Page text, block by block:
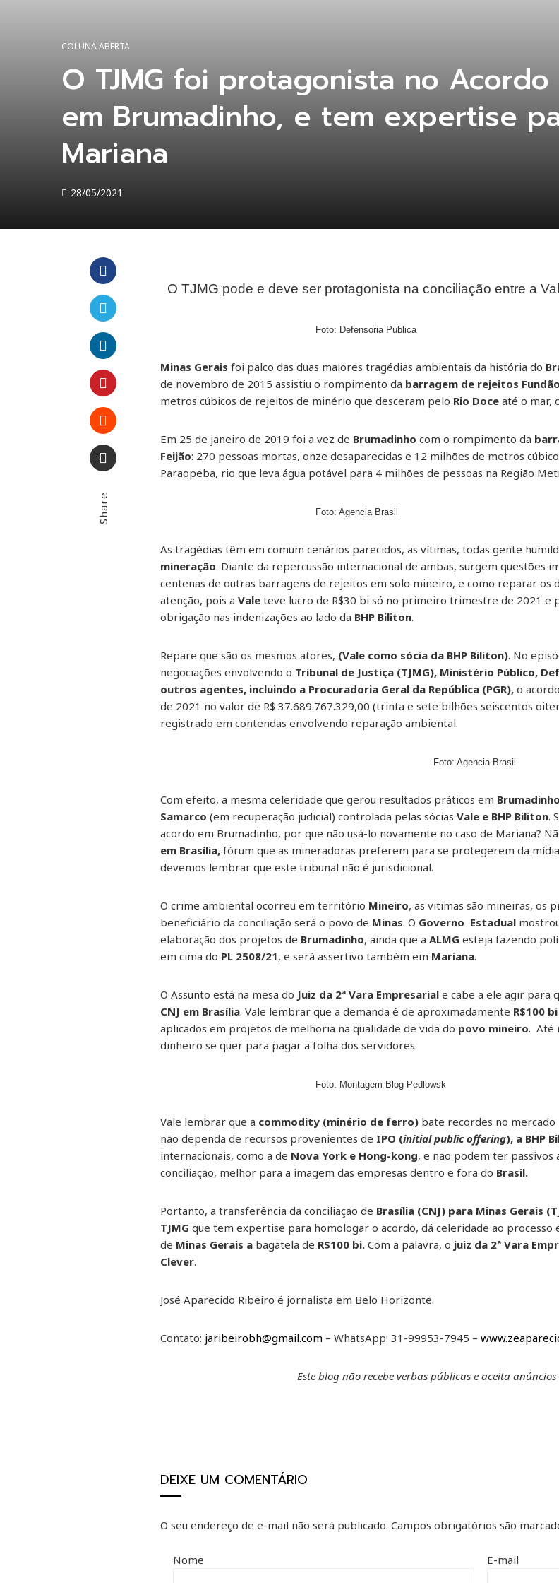
COLUNA ABERTA
O TJMG foi protagonista no
em Brumadinho, e tem expertise
Mariana
28/05/2021
Facebook
Twitter
LinkedIn
Pinterest
Stumbleupon
Share
O TJMG pode e deve ser protagonista na conciliação entre a
Foto: Defensoria Pública
Minas Gerais foi palco das duas maiores tragédias ambientais da história do
de novembro de 2015 assistiu o rompimento da barragem de rejeitos Fundão
metros cúbicos de rejeitos de minério que desceram pelo Rio Doce até o mar,
Em 25 de janeiro de 2019 foi a vez de Brumadinho com o rompimento da
Feijão: 270 pessoas mortas, onze desaparecidas e 12 milhões de metros
Paraopeba, rio que leva água potável para 4 milhões de pessoas na Região
Foto: Agencia Brasil
As tragédias têm em comum cenários parecidos, as vítimas, todas gente
mineração. Diante da repercussão internacional de ambas, surgem questões
centenas de outras barragens de rejeitos em solo mineiro, e como reparar os
atenção, pois a Vale teve lucro de R$30 bi só no primeiro trimestre de 2021 e
obrigação nas indenizações ao lado da BHP Biliton.
Repare que são os mesmos atores, (Vale como sócia da BHP Biliton). No
negociações envolvendo o Tribunal de Justiça (TJMG), Ministério Público,
outros agentes, incluindo a Procuradoria Geral da República (PGR), o
de 2021 no valor de R$ 37.689.767.329,00 (trinta e sete bilhões seiscentos
registrado em contendas envolvendo reparação ambiental.
Foto: Agencia Brasil
Com efeito, a mesma celeridade que gerou resultados práticos em
Samarco (em recuperação judicial) controlada pelas sóciasVale e BHP Biliton.
acordo em Brumadinho, por que não usá-lo novamente no caso de Mariana?
em Brasília, fórum que as mineradoras preferem para se protegerem da
devemos lembrar que este tribunal não é jurisdicional.
O crime ambiental ocorreu em território Mineiro, as vitimas são mineiras, os
beneficiário da conciliação será o povo de Minas. O Governo Estadual
elaboração dos projetos de Brumadinho, ainda que aALMG esteja fazendo
em cima do PL 2508/21, e será assertivo também em Mariana.
O Assunto está na mesa do Juiz da 2ª Vara Empresarial e cabe a ele agir para
CNJ em Brasília. Vale lembrar que a demanda é de aproximadamente R$100 bi
aplicados em projetos de melhoria na qualidade de vida do povo mineiro. Até
dinheiro se quer para pagar a folha dos servidores.
Foto: Montagem Blog Pedlowsk
Vale lembrar que a commodity (minério de ferro) bate recordes no mercado
não dependa de recursos provenientes de IPO (initial public offering), a BHP
internacionais, como a de Nova York e Hong-kong, e não podem ter passivos
conciliação, melhor para a imagem das empresas dentro e fora do Brasil.
Portanto, a transferência da conciliação de Brasília (CNJ) para Minas Gerais
TJMG que tem expertise para homologar o acordo, dá celeridade ao
de Minas Gerais a bagatela de R$100 bi. Com a palavra, o juiz da 2ª Vara
Clever.
José Aparecido Ribeiro é jornalista em Belo Horizonte.
Contato: jaribeirobh@gmail.com – WhatsApp: 31-99953-7945 –
Este blog não recebe verbas públicas e aceita
DEIXE UM COMENTÁRIO
O seu endereço de e-mail não será publicado. Campos obrigatórios são
Nome E-mail